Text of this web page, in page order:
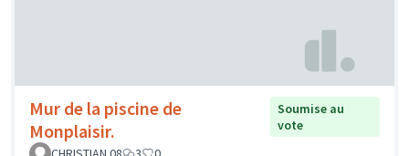
Mur de la piscine de
Monplaisir.
Soumise au
vote